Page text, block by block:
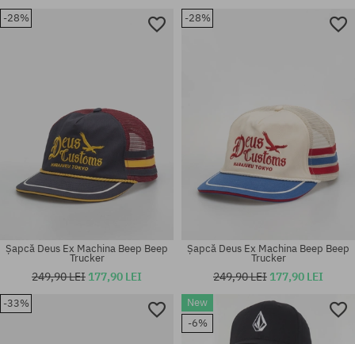
mărime universală
-28%
Șapcă Deus Ex Machina Beep Beep
Trucker
249,90 LEI 177,90 LEI
-28%
Șapcă Deus Ex Machina Beep Beep
Trucker
249,90 LEI 177,90 LEI
-33%
New
-6%